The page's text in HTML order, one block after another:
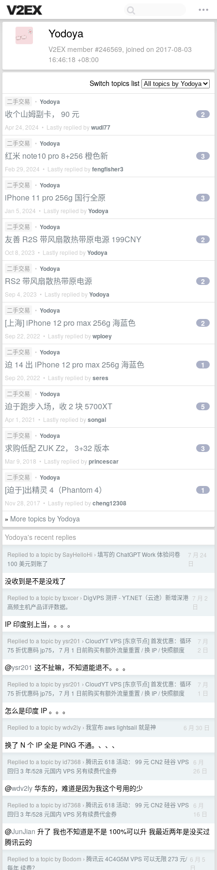
Yodoya
V2EX member #246569, joined on 2017-08-03
16:46:18 +08:00
Switch topics list
二手交易 • Yodoya
收个山姆副卡， 90 元
Apr 24, 2024 • Lastly replied bywudi77
2
二手交易 • Yodoya
红米 note10 pro 8+256 橙色新
Feb 29, 2024 • Lastly replied byfengfisher3
3
二手交易 • Yodoya
iPhone 11 pro 256g 国行全原
Jan 5, 2024 • Lastly replied byYodoya
3
二手交易 • Yodoya
友善 R2S 带风扇散热带原电源 199CNY
Oct 8, 2023 • Lastly replied byYodoya
2
二手交易 • Yodoya
RS2 带风扇散热带原电源
Sep 4, 2023 • Lastly replied byYodoya
2
二手交易 • Yodoya
[上海] iPhone 12 pro max 256g 海蓝色
Sep 22, 2022 • Lastly replied bywploey
2
二手交易 • Yodoya
迫 14 出 iPhone 12 pro max 256g 海蓝色
Sep 20, 2022 • Lastly replied byseres
1
二手交易 • Yodoya
迫于跑步入场，收 2 块 5700XT
Apr 1, 2021 • Lastly replied bysongai
5
二手交易 • Yodoya
求购低配 ZUK Z2， 3+32 版本
Mar 9, 2018 • Lastly replied byprincescar
3
二手交易 • Yodoya
[迫于]出精灵 4（Phantom 4）
Nov 28, 2017 • Lastly replied bycheng12308
1
» More topics by Yodoya
Yodoya's recent replies
Replied to a topic by SayHelloHi › 填写的 ChatGPT Work 体验问卷
100 美元到账了
7 月 24
日
没收到是不是没戏了
Replied to a topic by tpxcer › DigVPS 测评 - YT.NET（云途）新增深港
高频主机产品详评数据。
7 月 2
日
IP 印度别上当，。。。
Replied to a topic by ysr201 › CloudYT VPS [东京节点] 首发优惠：循环
75 折优惠码 jp75， 7 月 1 日前购买有额外流量重置 / 换 IP / 快照额度
7 月
2 日
@ysr201 这不扯嘛，不知道能退不。。。
Replied to a topic by ysr201 › CloudYT VPS [东京节点] 首发优惠：循环
75 折优惠码 jp75， 7 月 1 日前购买有额外流量重置 / 换 IP / 快照额度
7 月
1 日
怎么是印度 IP 。。。
Replied to a topic by wdv2ly › 我宣布 aws lightsail 就是神 6 月 30 日
换了 N 个 IP 全是 PING 不通。、、、
Replied to a topic by id7368 › 腾讯云 618 活动： 99 元 CN2 硅谷 VPS
回归 3 年/528 元国内 VPS 另有续费代金券
6 月
26 日
@wdv2ly 华东的，难道是因为我这个号用的少
Replied to a topic by id7368 › 腾讯云 618 活动： 99 元 CN2 硅谷 VPS
回归 3 年/528 元国内 VPS 另有续费代金券
6 月
16 日
@JunJian 升了 我也不知道是不是 100%可以升 我最近两年是没买过
腾讯云的
Replied to a topic by Bodom › 腾讯云 4C4G5M VPS 可以无限 273 元/
每年 续费？
6 月 5
日